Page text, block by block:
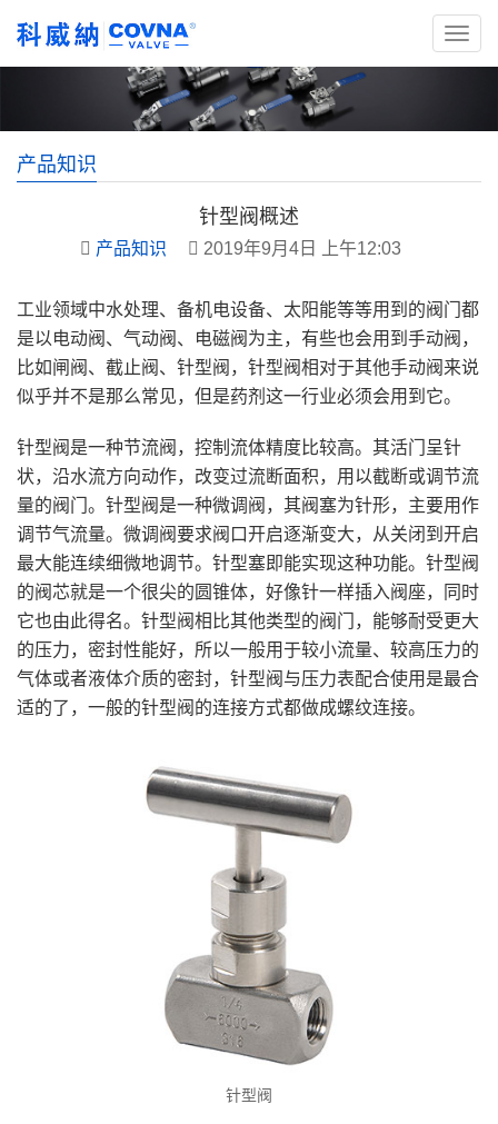
产品知识
针型阀概述
产品知识 2019年9月4日 上午12:03
工业领域中水处理、备机电设备、太阳能等等用到的阀门都
是以电动阀、气动阀、电磁阀为主，有些也会用到手动阀，
比如闸阀、截止阀、针型阀，针型阀相对于其他手动阀来说
似乎并不是那么常见，但是药剂这一行业必须会用到它。
针型阀是一种节流阀，控制流体精度比较高。其活门呈针
状，沿水流方向动作，改变过流断面积，用以截断或调节流
量的阀门。针型阀是一种微调阀，其阀塞为针形，主要用作
调节气流量。微调阀要求阀口开启逐渐变大，从关闭到开启
最大能连续细微地调节。针型塞即能实现这种功能。针型阀
的阀芯就是一个很尖的圆锥体，好像针一样插入阀座，同时
它也由此得名。针型阀相比其他类型的阀门，能够耐受更大
的压力，密封性能好，所以一般用于较小流量、较高压力的
气体或者液体介质的密封，针型阀与压力表配合使用是最合
适的了，一般的针型阀的连接方式都做成螺纹连接。
针型阀